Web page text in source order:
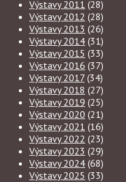
Výstavy 2011 (28)
Výstavy 2012 (28)
Výstavy 2013 (26)
Výstavy 2014 (31)
Výstavy 2015 (33)
Výstavy 2016 (37)
Výstavy 2017 (34)
Výstavy 2018 (27)
Výstavy 2019 (25)
Výstavy 2020 (21)
Výstavy 2021 (16)
Výstavy 2022 (23)
Výstavy 2023 (29)
Výstavy 2024 (68)
Výstavy 2025 (33)